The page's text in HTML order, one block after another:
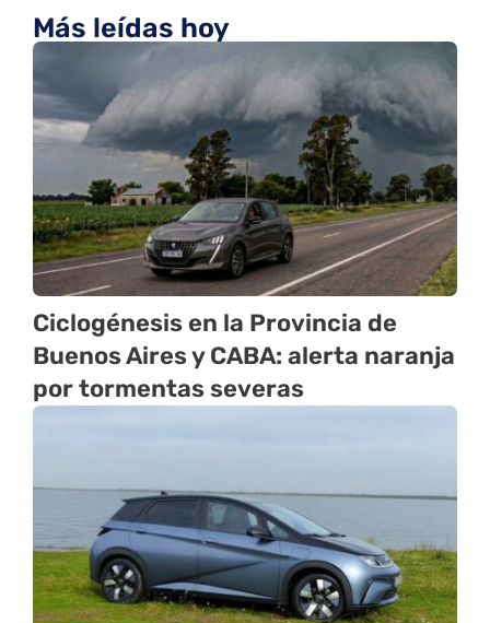
Más leídas hoy
Ciclogénesis en la Provincia de
Buenos Aires y CABA: alerta naranja
por tormentas severas